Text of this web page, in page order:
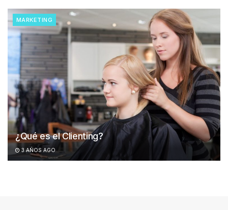
MARKETING
¿Qué es el Clienting?
3 AÑOS AGO